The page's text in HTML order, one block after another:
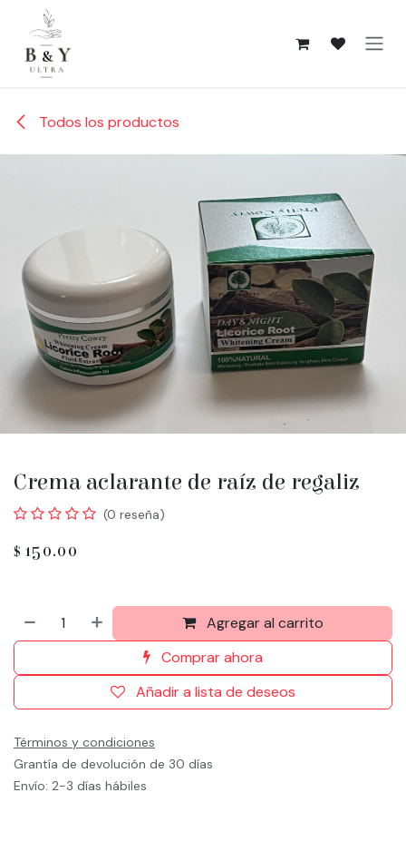
Ir al contenido
Todos los productos
Crema aclarante de raíz de regaliz
(0 reseña)
$ 150.00
Agregar al carrito
Comprar ahora
Añadir a lista de deseos
Términos y condiciones
Grantía de devolución de 30 días
Envío: 2-3 días hábiles